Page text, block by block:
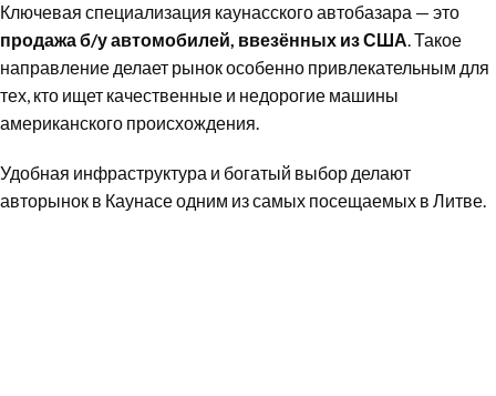
Ключевая специализация каунасского автобазара — это
продажа б/у автомобилей, ввезённых из США. Такое
направление делает рынок особенно привлекательным для
тех, кто ищет качественные и недорогие машины
американского происхождения.
Удобная инфраструктура и богатый выбор делают
авторынок в Каунасе одним из самых посещаемых в Литве.